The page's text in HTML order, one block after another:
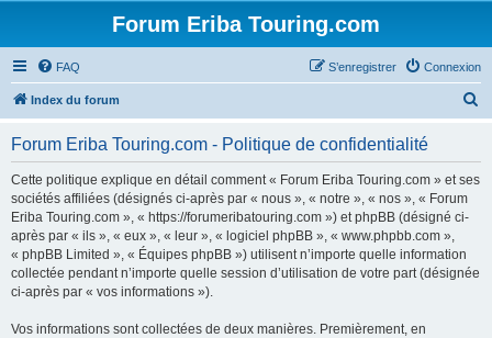
Forum Eriba Touring.com
FAQ Connexion
S’enregistrer
Index du forum
Forum Eriba Touring.com - Politique de confidentialité
Cette politique explique en détail comment « Forum Eriba Touring.com » et ses
sociétés affiliées (désignés ci-après par « nous », « notre », « nos », « Forum
Eriba Touring.com », « https://forumeribatouring.com ») et phpBB (désigné ci-
après par « ils », « eux », « leur », « logiciel phpBB », « www.phpbb.com »,
« phpBB Limited », « Équipes phpBB ») utilisent n’importe quelle information
collectée pendant n’importe quelle session d’utilisation de votre part (désignée
ci-après par « vos informations »).
Vos informations sont collectées de deux manières. Premièrement, en